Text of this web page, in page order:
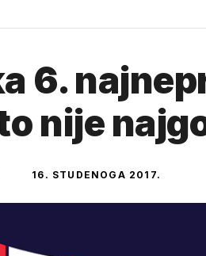
6.
nije
16. STUDENOGA 2017.